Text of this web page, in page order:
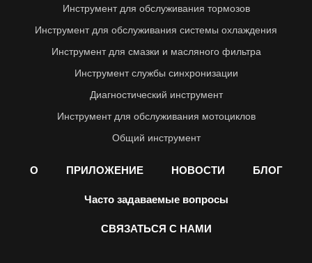
Инструмент для обслуживания тормозов
Инструмент для обслуживания системы охлаждения
Инструмент для смазки и масляного фильтра
Инструмент службы синхронизации
Диагностический инструмент
Инструмент для обслуживания мотоциклов
Общий инструмент
О ПРИЛОЖЕНИЕ НОВОСТИ БЛОГ
Часто задаваемые вопросы
СВЯЗАТЬСЯ С НАМИ